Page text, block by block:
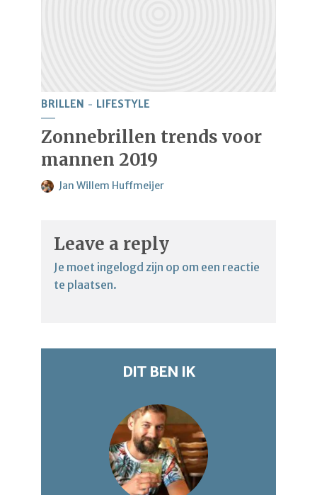
BRILLEN LIFESTYLE
Zonnebrillen trends voor
mannen 2019
Jan Willem Huffmeijer
Leave a reply
Je moet ingelogd zijn op om een reactie
te plaatsen.
DIT BEN IK